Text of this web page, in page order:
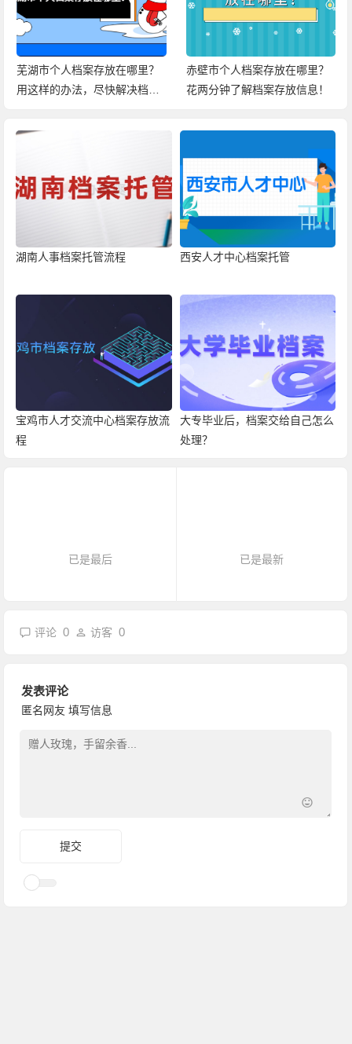
芜湖市个人档案存放在哪里？
用这样的办法，尽快解决档案
赤壁市个人档案存放在哪里？
花两分钟了解档案存放信息！
湖南人事档案托管流程 西安人才中心档案托管
宝鸡市人才交流中心档案存放流
程
大专毕业后，档案交给自己怎么
处理？
已是最后 已是最新
评论0 访客0
发表评论
匿名网友 填写信息